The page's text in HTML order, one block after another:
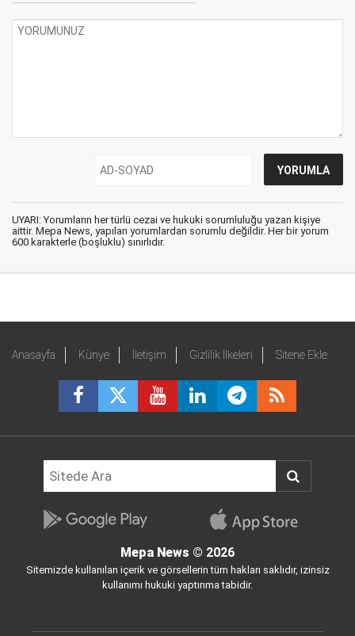
UYARI: Yorumların her türlü cezai ve hukuki sorumluluğu yazan kişiye
aittir. Mepa News, yapılan yorumlardan sorumlu değildir. Her bir yorum
600 karakterle (boşluklu) sınırlıdır.
Anasayfa Künye İletişim Gizlilik İlkeleri Sitene Ekle
Mepa News © 2026
Sitemizde kullanılan içerik ve görsellerin tüm hakları saklıdır, izinsiz
kullanımı hukuki yaptırıma tabidir.